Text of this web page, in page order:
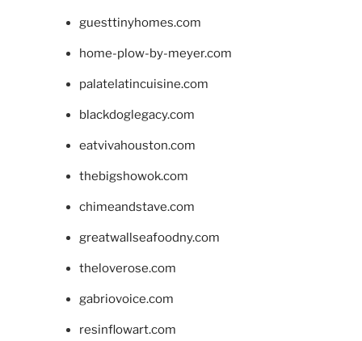
guesttinyhomes.com
home-plow-by-meyer.com
palatelatincuisine.com
blackdoglegacy.com
eatvivahouston.com
thebigshowok.com
chimeandstave.com
greatwallseafoodny.com
theloverose.com
gabriovoice.com
resinflowart.com